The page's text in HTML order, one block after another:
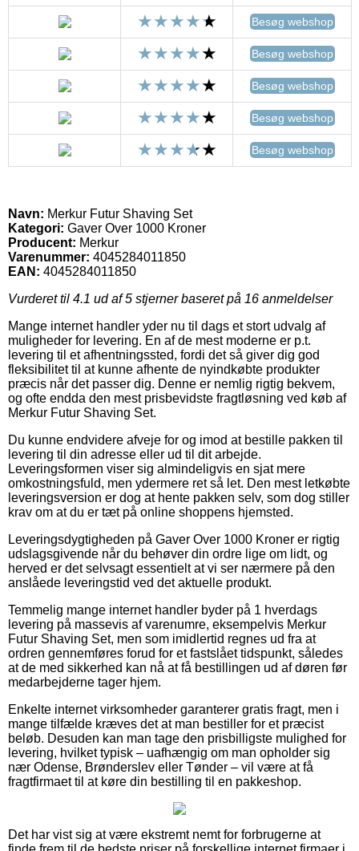
Besøg webshop
Besøg webshop
Besøg webshop
Besøg webshop
Besøg webshop
Navn: Merkur Futur Shaving Set
Kategori: Gaver Over 1000 Kroner
Producent: Merkur
Varenummer: 4045284011850
EAN: 4045284011850
Vurderet til 4.1 ud af 5 stjerner baseret på 16 anmeldelser
Mange internet handler yder nu til dags et stort udvalg af
muligheder for levering. En af de mest moderne er p.t.
levering til et afhentningssted, fordi det så giver dig god
fleksibilitet til at kunne afhente de nyindkøbte produkter
præcis når det passer dig. Denne er nemlig rigtig bekvem,
og ofte endda den mest prisbevidste fragtløsning ved køb af
Merkur Futur Shaving Set.
Du kunne endvidere afveje for og imod at bestille pakken til
levering til din adresse eller ud til dit arbejde.
Leveringsformen viser sig almindeligvis en sjat mere
omkostningsfuld, men ydermere ret så let. Den mest letkøbte
leveringsversion er dog at hente pakken selv, som dog stiller
krav om at du er tæt på online shoppens hjemsted.
Leveringsdygtigheden på Gaver Over 1000 Kroner er rigtig
udslagsgivende når du behøver din ordre lige om lidt, og
herved er det selvsagt essentielt at vi ser nærmere på den
anslåede leveringstid ved det aktuelle produkt.
Temmelig mange internet handler byder på 1 hverdags
levering på massevis af varenumre, eksempelvis Merkur
Futur Shaving Set, men som imidlertid regnes ud fra at
ordren gennemføres forud for et fastslået tidspunkt, således
at de med sikkerhed kan nå at få bestillingen ud af døren før
medarbejderne tager hjem.
Enkelte internet virksomheder garanterer gratis fragt, men i
mange tilfælde kræves det at man bestiller for et præcist
beløb. Desuden kan man tage den prisbilligste mulighed for
levering, hvilket typisk – uafhængig om man opholder sig
nær Odense, Brønderslev eller Tønder – vil være at få
fragtfirmaet til at køre din bestilling til en pakkeshop.
Det har vist sig at være ekstremt nemt for forbrugerne at